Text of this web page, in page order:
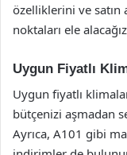
özelliklerini ve satın
noktaları ele
Uygun Fiyatlı
Uygun fiyatlı
bütçenizi aşmadan
Ayrıca, A101 gibi